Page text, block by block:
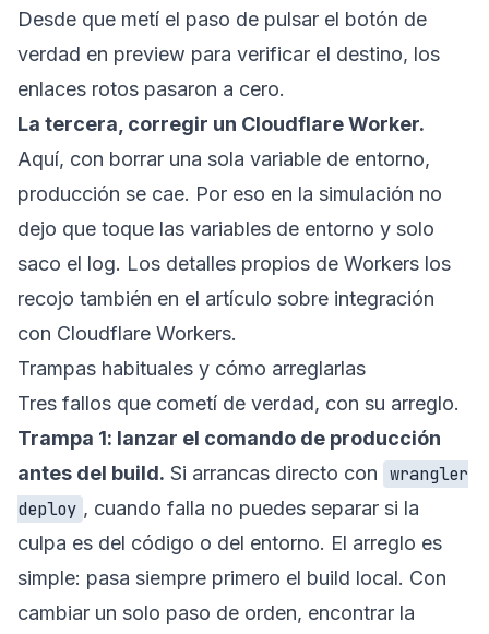
Desde que metí el paso de pulsar el botón de
verdad en preview para verificar el destino, los
enlaces rotos pasaron a cero.
La tercera, corregir un Cloudflare Worker.
Aquí, con borrar una sola variable de entorno,
producción se cae. Por eso en la simulación no
dejo que toque las variables de entorno y solo
saco el log. Los detalles propios de Workers los
recojo también en el artículo sobre integración
con Cloudflare Workers.
Trampas habituales y cómo arreglarlas
Tres fallos que cometí de verdad, con su arreglo.
Trampa 1: lanzar el comando de producción
antes del build. Si arrancas directo con wrangler
deploy , cuando falla no puedes separar si la
culpa es del código o del entorno. El arreglo es
simple: pasa siempre primero el build local. Con
cambiar un solo paso de orden, encontrar la